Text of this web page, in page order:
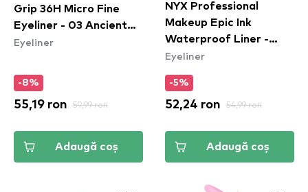
Grip 36H Micro Fine
Eyeliner​ - 03 Ancient
Rose
Eyeliner
-8%
55,19 ron 59,99 ron
Adaugă coș
NYX Professional
Makeup Epic Ink
Waterproof Liner -
Marshmallow
Eyeliner
-5%
52,24 ron 54,99 ron
Adaugă coș